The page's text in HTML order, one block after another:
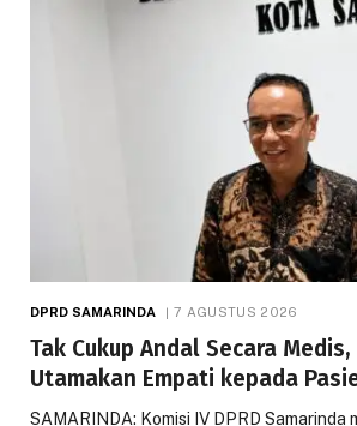
DPRD SAMARINDA 7 AGUSTUS 2026
Tak Cukup Andal Secara
Utamakan Empati kepada
SAMARINDA: Komisi IV DPRD Samarinda